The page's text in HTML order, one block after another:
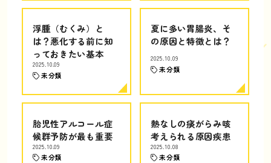
浮腫（むくみ）と
は？悪化する前に知
っておきたい基本
2025.10.09
未分類
夏に多い胃腸炎、そ
の原因と特徴とは？
2025.10.09
未分類
胎児性アルコール症
候群予防が最も重要
2025.10.09
未分類
熱なしの痰がらみ咳
考えられる原因疾患
2025.10.08
未分類